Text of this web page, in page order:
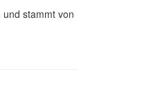
stammt von